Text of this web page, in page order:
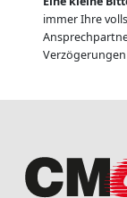
immer Ihre